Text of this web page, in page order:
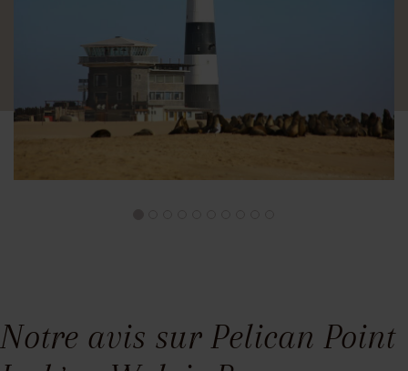
Notre avis sur Pelican Point